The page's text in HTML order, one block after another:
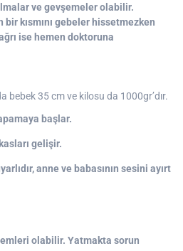
ve gevşemeler olabilir.
kısmını gebeler hissetmezken
ise hemen doktoruna
bebek 35 cm ve kilosu da 1000gr’dır.
başlar.
gelişir.
anne ve babasının sesini ayırt
olabilir. Yatmakta sorun